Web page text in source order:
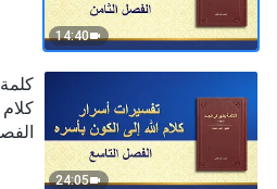
14:40
24:05